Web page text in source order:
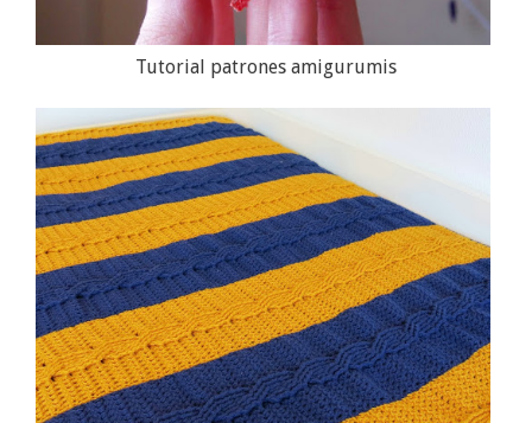
Tutorial patrones amigurumis